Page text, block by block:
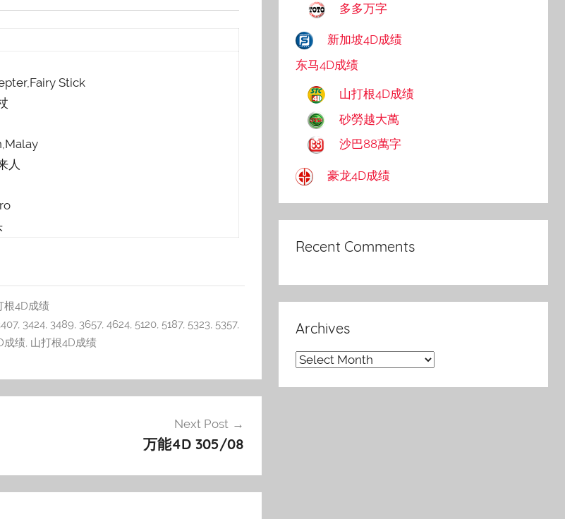
Stick
人
根4D成绩
, 3424, 3489, 3657, 4624, 5120, 5187, 5323, 5357,
成绩, 山打根4D成绩
Next Post
万能4D 305/08
多多万字
新加坡4D成绩
东马4D成绩
山打根4D成绩
砂勞越大萬
沙巴88萬字
豪龙4D成绩
Recent Comments
Archives
Archives